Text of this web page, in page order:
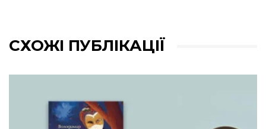
СХОЖІ ПУБЛІКАЦІЇ